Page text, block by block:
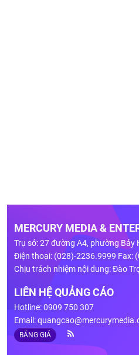
MERCURY MEDIA &
Trụ sở: 27 đường A4, phường Bảy
Điện thoại: (028)-2236.9999 Fax:
Chịu trách nhiệm nội dung: Đào
LIÊN HỆ QUẢNG CÁO
Hotline: 0909 750 307
Email:
BẢNG GIÁ